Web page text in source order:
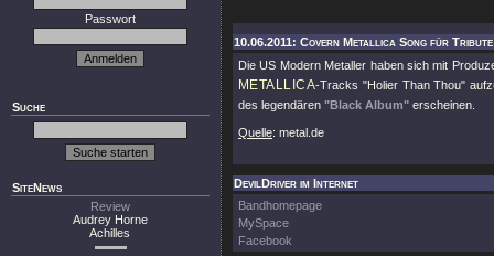
Passwort
Suche
SiteNews
Review
Audrey Horne
Achilles
10.06.2011: Covern Metallica Song für
Die US Modern Metaller haben sich mit
METALLICA-Tracks "Holier Than Thou"
des legendären "Black Album" erscheinen.
Quelle: metal.de
DevilDriver im Internet
Bandhomepage
MySpace
Facebook